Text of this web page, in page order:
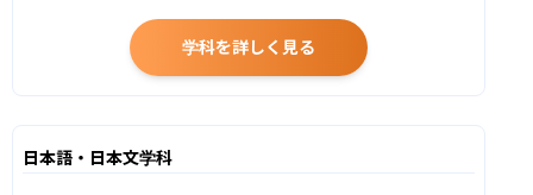
学科を詳しく見る
日本語・日本文学科